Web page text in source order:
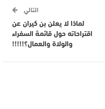
التالي
لماذا لا يعلن بن كيران عن
اقتراحاته حول قائمة السفراء
والولاة والعمال؟!!!!!